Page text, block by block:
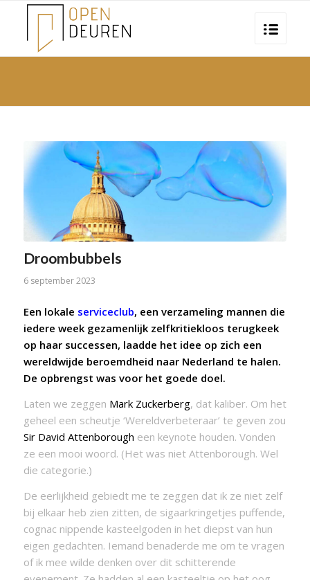
Droombubbels
6 september 2023
Een lokale serviceclub, een verzameling mannen die
iedere week gezamenlijk zelfkritiekloos terugkeek
op haar successen, laadde het idee op zich een
wereldwijde beroemdheid naar Nederland te halen.
De opbrengst was voor het goede doel.
Laten we zeggen Mark Zuckerberg, dat kaliber. Om het
geheel een scheutje ‘Wereldverbeteraar’ te geven zou
Sir David Attenborough een keynote houden. Vonden
ze een mooi woord. (Het was niet Attenborough. Wel
die categorie.)
De eerlijkheid gebiedt me te zeggen dat ik ze niet zelf
bij elkaar heb zien zitten, de sigaarkringetjes puffende,
cognac nippende kasteelgoden in het diepst van hun
eigen gedachten. Iemand benaderde me om te vragen
of ik mee wilde denken over dit schitterende